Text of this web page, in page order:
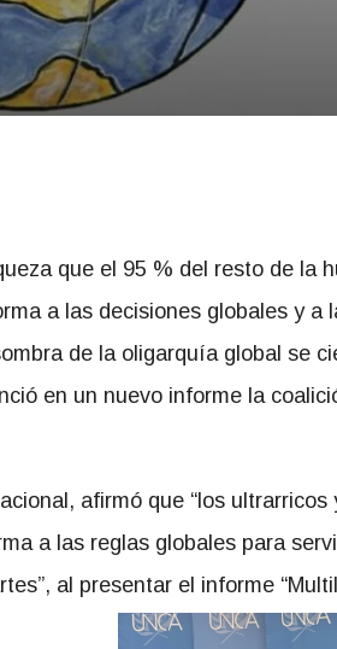
que el 95 % del resto de la
a las decisiones globales y a
de la oligarquía global se
en un nuevo informe la
afirmó que “los ultrarricos
a las reglas globales para
al presentar el informe